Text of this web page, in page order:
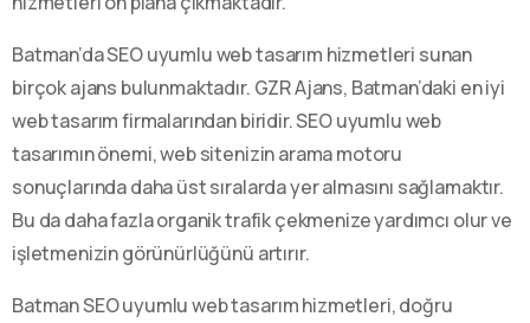
Batman’da SEO uyumlu web tasarım hizmetleri sunan
birçok ajans bulunmaktadır. GZR Ajans, Batman’daki en iyi
web tasarım firmalarından biridir. SEO uyumlu web
tasarımın önemi, web sitenizin arama motoru
sonuçlarında daha üst sıralarda yer almasını sağlamaktır.
Bu da daha fazla organik trafik çekmenize yardımcı olur ve
işletmenizin görünürlüğünü artırır.
Batman SEO uyumlu web tasarım hizmetleri, doğru